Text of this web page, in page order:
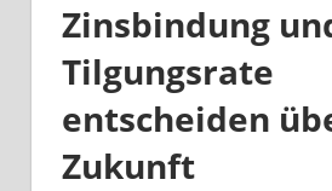
Zinsbindung
Tilgungsrate
entscheiden
Zukunft